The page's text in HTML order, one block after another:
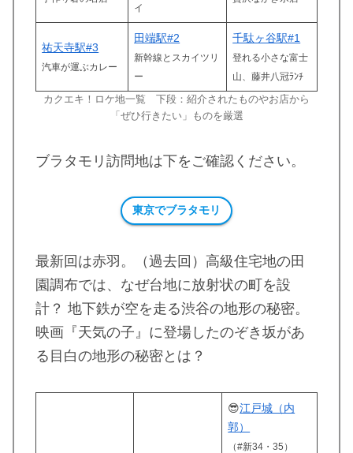
イ
祐天寺駅#3
汽車が運ぶカレー
田端駅#2
新幹線とスカイツリ
ー
千駄ヶ谷駅#1
登れる小さな富士
山、藤井八冠ﾗﾝﾁ
カクエキ！ロケ地一覧 下段：紹介されたものやお店から
「ぜひ行きたい」ものを厳選
ブラタモリ訪問地は下をご確認ください。
東京でブラタモリ
最新回は赤羽。（過去回）高級住宅地の田
園調布では、なぜ台地に放射状の町を設
計？ 地下鉄が空を走る渋谷の地形の秘密。
映画『天気の子』に登場したのぞき坂があ
る目白の地形の秘密とは？
😎江戸城（内
郭）
（#新34・35）